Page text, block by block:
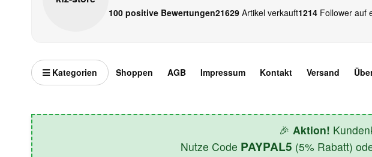
100 positive Bewertungen21629 Artikel verkauft1214 Follower auf
Kategorien Shoppen AGB Impressum Kontakt Versand
🎉 Aktion!
Nutze Code PAYPAL5 (5% Rabatt)